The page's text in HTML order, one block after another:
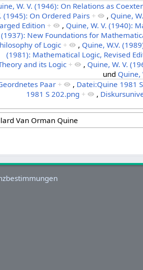
W. V. (1946): On Relations as
(1945): On Ordered Pairs + , Quine,
Edition + , Quine, W. V. (1940):
(1937): New Foundations for
of Logic + , Quine, W.V.
(1981): Mathematical Logic, Revised
and its Logic + , Quine, W. V.
und Quine,
Paar + , Datei:Quine 1981
1981 S 202.png + ,